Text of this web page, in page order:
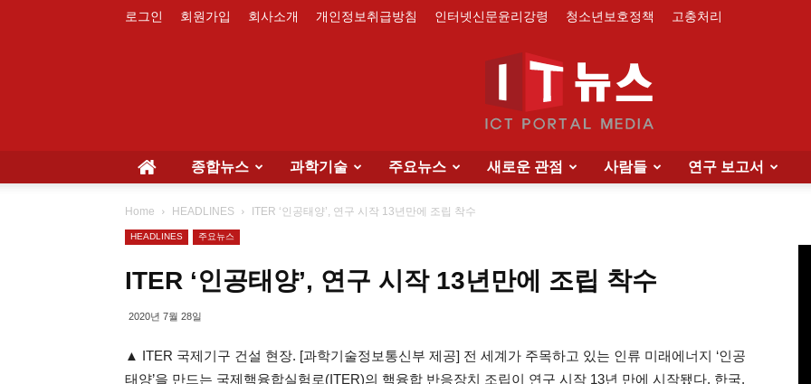
로그인 회원가입 회사소개 개인정보취급방침 인터넷신문윤리강령 청소년보호정책 고충처리
종합뉴스 과학기술 주요뉴스 새로운 관점 사람들 연구 보고서
Home HEADLINES ITER ‘인공태양’, 연구 시작 13년만에 조립 착수
HEADLINES 주요뉴스
ITER ‘인공태양’, 연구 시작 13년만에 조립 착수
2020년 7월 28일
▲ ITER 국제기구 건설 현장. [과학기술정보통신부 제공] 전 세계가 주목하고 있는 인류 미래에너지 ‘인공
태양’을 만드는 국제핵융합실험로(ITER)의 핵융합 반응장치 조립이 연구 시작 13년 만에 시작됐다. 한국,